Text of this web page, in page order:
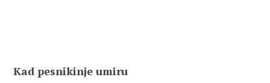
Kad pesnikinje umiru